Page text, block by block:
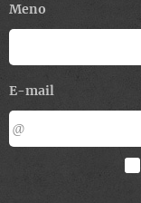
Meno
E-mail